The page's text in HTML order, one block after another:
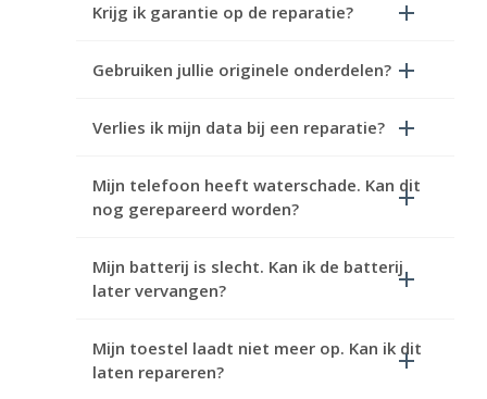
Krijg ik garantie op de reparatie?
Gebruiken jullie originele onderdelen?
Verlies ik mijn data bij een reparatie?
Mijn telefoon heeft waterschade. Kan dit
nog gerepareerd worden?
Mijn batterij is slecht. Kan ik de batterij
later vervangen?
Mijn toestel laadt niet meer op. Kan ik dit
laten repareren?